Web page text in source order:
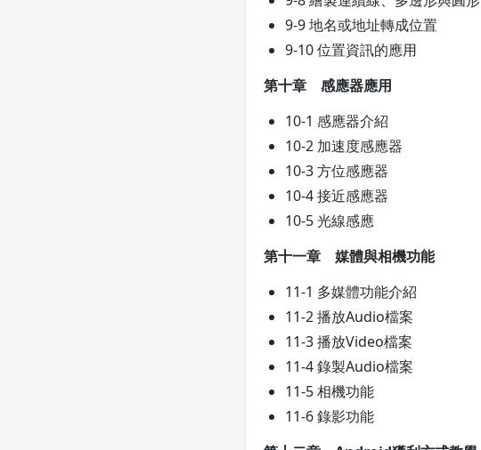
9-9 地名或地址轉成位置
9-10 位置資訊的應用
第十章 感應器應用
10-1 感應器介紹
10-2 加速度感應器
10-3 方位感應器
10-4 接近感應器
10-5 光線感應
第十一章 媒體與相機功能
11-1 多媒體功能介紹
11-2 播放Audio檔案
11-3 播放Video檔案
11-4 錄製Audio檔案
11-5 相機功能
11-6 錄影功能